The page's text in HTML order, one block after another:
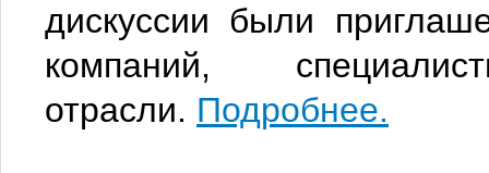
дискуссии были
компаний,
отрасли. Подробнее.